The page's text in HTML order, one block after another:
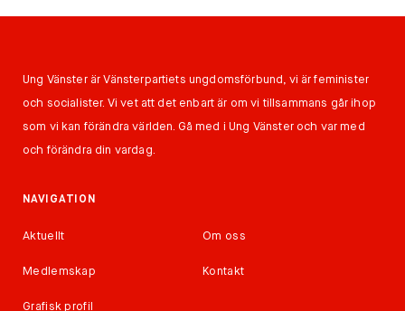
Ung Vänster är Vänsterpartiets ungdomsförbund, vi är feminister
och socialister. Vi vet att det enbart är om vi tillsammans går ihop
som vi kan förändra världen. Gå med i Ung Vänster och var med
och förändra din vardag.
NAVIGATION
Aktuellt Om oss
Medlemskap Kontakt
Grafisk profil